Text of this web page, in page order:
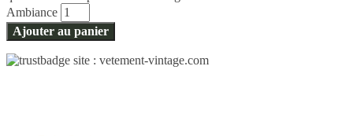
Ambiance
Ajouter au panier